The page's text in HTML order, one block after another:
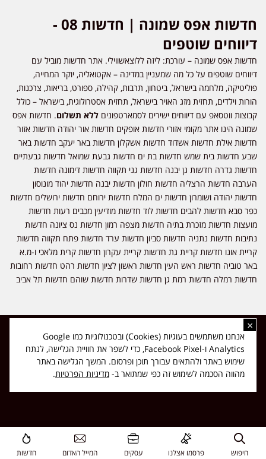
חדשות אפס שמונה | חדשות 08 -
דיווחים שוטפים
חדשות אפס שמונה – עורכת: ליזה ללוצאשווילי. אתר חדשות מוביל עם
דיווחים שוטפים על כל מה שמעניין במדינה – אקטואליה, יוקר המחייה,
פוליטיקה, מלחמה בישראל, ביטחון, תרבות, קהילה, ספורט, בריאות, צרכנות,
הורות וילדים, תחזית מזג האויר בישראל, תחזית אסטרולוגית, בישראל – כולל
קבוצות ווטסאפ עם דיווחים ישירים לסמארטפונים ללא תשלום. חדשות אפס
שמונה הינו אתר מקומי אזורי חדשות אופקים חדשות אור יהודה חדשות אזור
חדשות אילת חדשות אשדוד חדשות אשקלון חדשות באר יעקב חדשות באר
שבע חדשות בית שמש חדשות בת ים חדשות גבעת שמואל חדשות גבעתיים
חדשות גדרה חדשות גן יבנה חדשות גני תקווה חדשות דימונה חדשות
הערבה חדשות הרצליה חדשות חולון חדשות יבנה חדשות יהוד מונוסון
חדשות יהודה ושומרון חדשות ים המלח חדשות ירוחם חדשות ירושלים חדשות
כפר סבא חדשות להבים חדשות לוד חדשות מודיעין מכבים רעות חדשות
מועצות חדשות מזכרת בתיה חדשות מצפה רמון חדשות נס ציונה חדשות
נתיבות חדשות נתניה חדשות סביון חדשות ערד חדשות פתח תקווה חדשות
קריית אונו חדשות קריית גת חדשות קריית עקרון חדשות קרית מלאכי ו-מ.א
באר טוביה חדשות ראש העין חדשות ראשון לציון חדשות רהט חדשות רחובות
חדשות רמלה חדשות רמת גן חדשות שדרות חדשות שוהם חדשות תל אביב
כל הזכויות שמורות ל-ליזה ללוצאשווילי - חדשות אפס שמונה - דיווחים בזמן
אמת, נוסד בשנת 2019 | טל' לפרסומים 054-9759222 מייל מערכת
news08.net@gmail.com
Made with ❤ byDIGITA
חיפוש פרסמו אצלנו עסקים המייל האדום חדשות
×
אנחנו משתמשים בעוגיות (Cookies) ובטכנולוגיות כמו Google
Analytics ו-Facebook Pixel, כדי לשפר את חוויית הגלישה, לנתח
שימוש באתר ולהתאים עבורך תוכן ופרסום. המשך הגלישה באתר
מהווה הסכמה לשימוש זה כפי שמתואר ב- מדיניות הפרטיות.